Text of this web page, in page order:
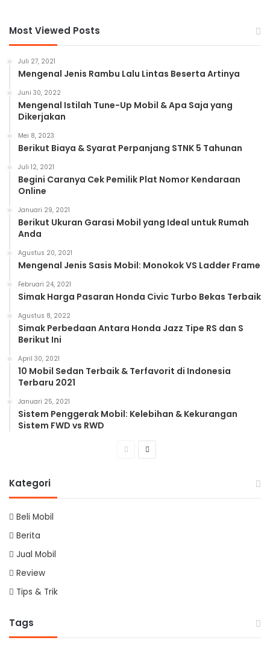
Most Viewed Posts
Juli 27, 2021
Mengenal Jenis Rambu Lalu Lintas Beserta Artinya
Juni 30, 2022
Mengenal Istilah Tune-Up Mobil & Apa Saja yang
Dikerjakan
Mei 8, 2023
Berikut Biaya & Syarat Perpanjang STNK 5 Tahunan
Juli 12, 2021
Begini Caranya Cek Pemilik Plat Nomor Kendaraan
Online
Januari 29, 2021
Berikut Ukuran Garasi Mobil yang Ideal untuk Rumah
Anda
Agustus 20, 2021
Mengenal Jenis Sasis Mobil: Monokok VS Ladder Frame
Februari 24, 2021
Simak Harga Pasaran Honda Civic Turbo Bekas Terbaik
Agustus 8, 2022
Simak Perbedaan Antara Honda Jazz Tipe RS dan S
Berikut Ini
April 30, 2021
10 Mobil Sedan Terbaik & Terfavorit di Indonesia
Terbaru 2021
Januari 25, 2021
Sistem Penggerak Mobil: Kelebihan & Kekurangan
Sistem FWD vs RWD
PreviousNext
Kategori
Beli Mobil
Berita
Jual Mobil
Review
Tips & Trik
Tags